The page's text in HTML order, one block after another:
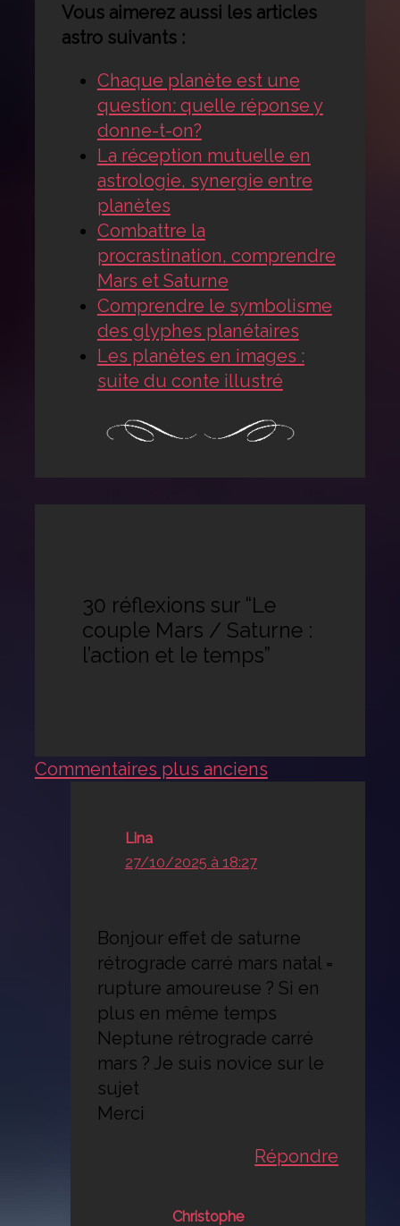
Vous aimerez aussi les articles
astro suivants :
Chaque planète est une
question: quelle réponse y
donne-t-on?
La réception mutuelle en
astrologie, synergie entre
planètes
Combattre la
procrastination, comprendre
Mars et Saturne
Comprendre le symbolisme
des glyphes planétaires
Les planètes en images :
suite du conte illustré
30 réflexions sur “Le
couple Mars / Saturne :
l’action et le temps”
Commentaires
Commentaires plus anciens
Lina
27/10/2025 à 18:27
Bonjour effet de saturne
rétrograde carré mars natal =
rupture amoureuse ? Si en
plus en même temps
Neptune rétrograde carré
mars ? Je suis novice sur le
sujet
Merci
Répondre
Christophe